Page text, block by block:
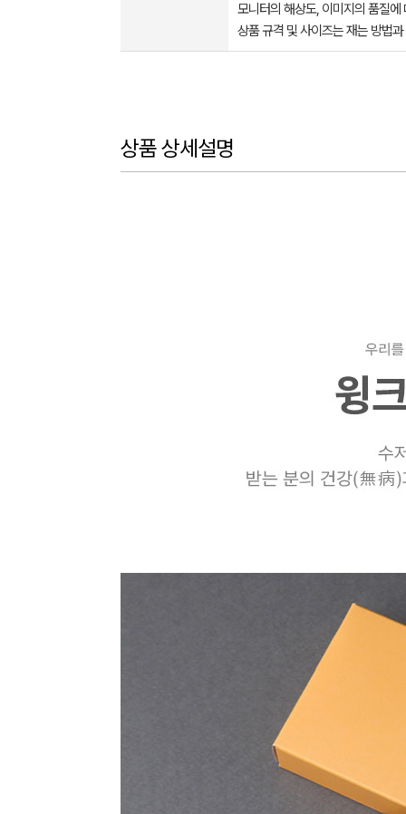
모니터의 해상도, 이미지의 품질
상품 규격 및 사이즈는 재는 방법
상품 상세설명